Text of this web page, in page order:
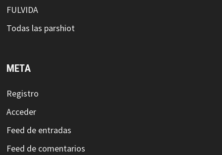
FULVIDA
Todas las parshiot
META
Registro
Acceder
Feed de entradas
Feed de comentarios